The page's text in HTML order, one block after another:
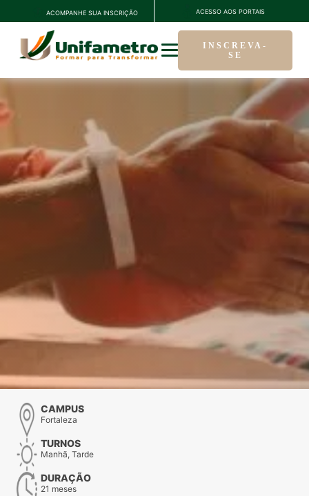
ACOMPANHE SUA INSCRIÇÃO ACESSO AOS PORTAIS
INSCREVA-
SE
CAMPUS
Fortaleza
TURNOS
Manhã, Tarde
DURAÇÃO
21 meses